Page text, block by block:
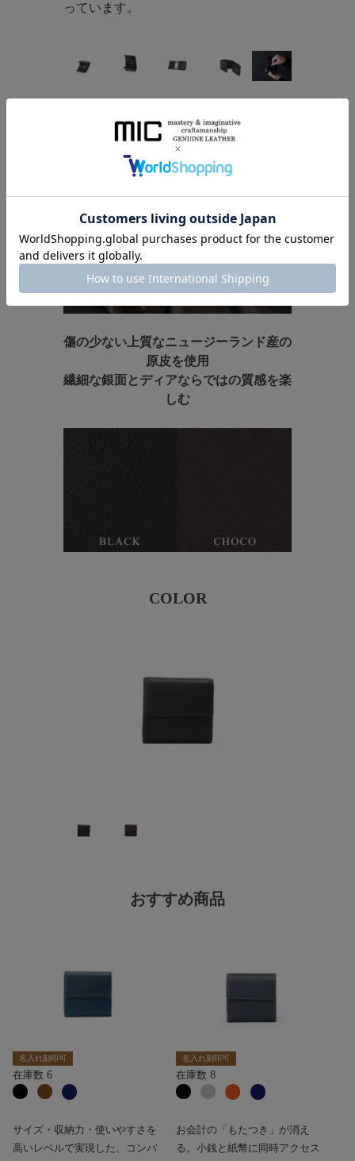
っています。
LEATHER
傷の少ない上質なニュージーランド産の
原皮を使用
繊細な銀面とディアならではの質感を楽
しむ
COLOR
おすすめ商品
名入れ刻印可
在庫数 6
サイズ・収納力・使いやすさを
高いレベルで実現した、コンパ
名入れ刻印可
在庫数 8
お会計の「もたつき」が消え
る。小銭と紙幣に同時アクセス